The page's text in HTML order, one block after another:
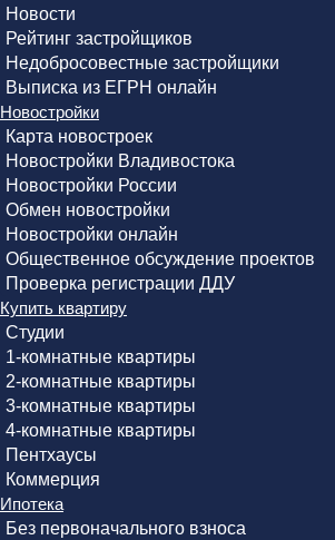
Новости
Рейтинг застройщиков
Недобросовестные застройщики
Выписка из ЕГРН онлайн
Новостройки
Карта новостроек
Новостройки Владивостока
Новостройки России
Обмен новостройки
Новостройки онлайн
Общественное обсуждение проектов
Проверка регистрации ДДУ
Купить квартиру
Студии
1-комнатные квартиры
2-комнатные квартиры
3-комнатные квартиры
4-комнатные квартиры
Пентхаусы
Коммерция
Ипотека
Без первоначального взноса